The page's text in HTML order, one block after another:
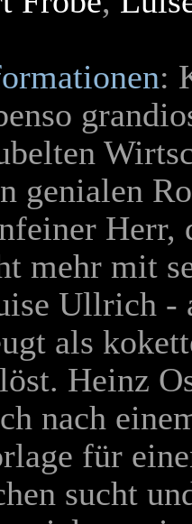
:
genialen
Herr,
mehr mit
Ullrich -
als
Heinz
nach
für
sucht